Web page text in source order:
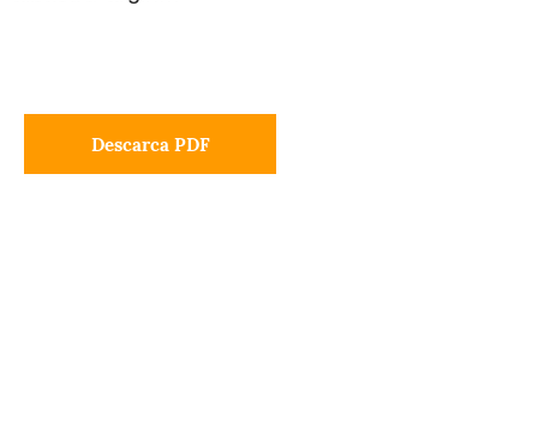
Descarca PDF